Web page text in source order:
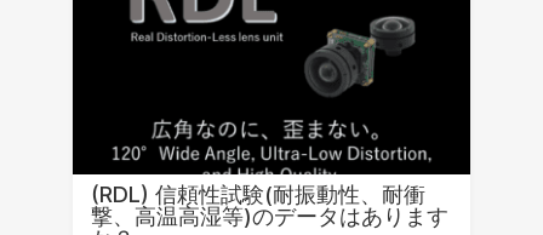
(RDL) 信頼性試験(耐振動性、耐衝
撃、高温高湿等)のデータはあります